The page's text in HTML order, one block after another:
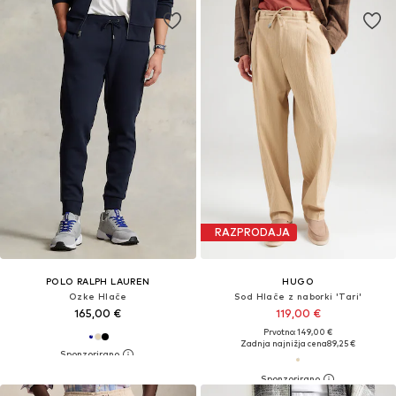
POLO RALPH LAUREN
Ozke Hlače
165,00 €
RAZPRODAJA
HUGO
Sod Hlače z naborki 'Tari'
119,00 €
Prvotno: 149,00 €
Zadnja najnižja cena89,25 €